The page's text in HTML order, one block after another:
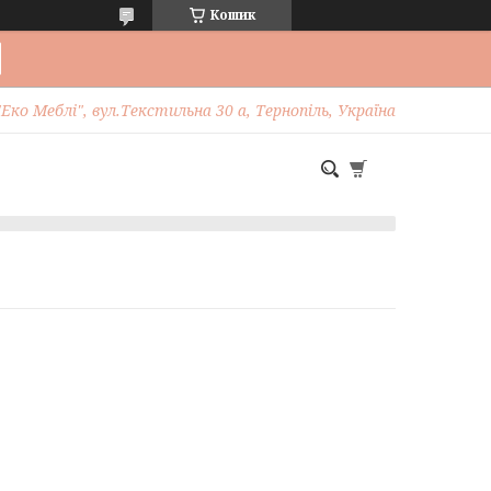
Кошик
Меблі", вул.Текстильна 30 а, Тернопіль, Україна